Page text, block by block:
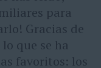
para
Gracias de
que se ha
favoritos: los